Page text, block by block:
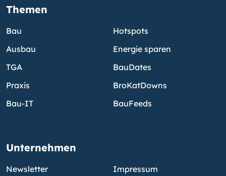
Themen
Bau
Ausbau
TGA
Praxis
Bau-IT
Hotspots
Energie sparen
BauDates
BroKatDowns
BauFeeds
Unternehmen
Newsletter Impressum